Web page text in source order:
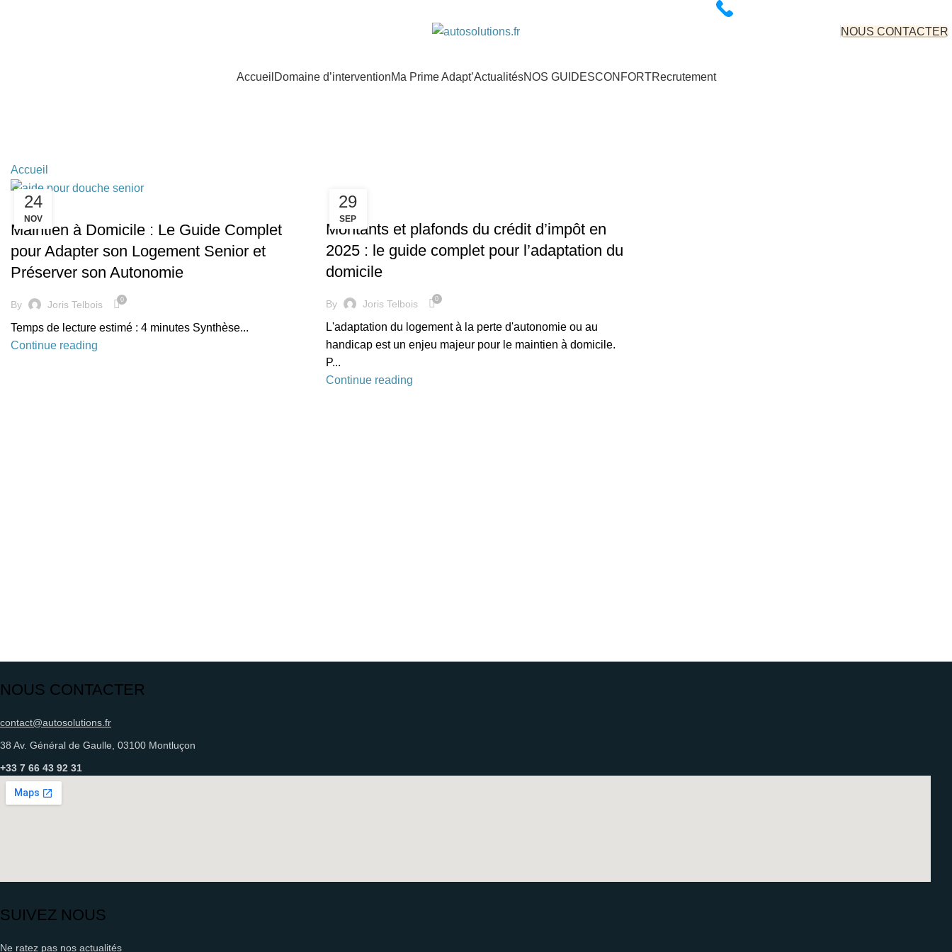
NOUS CONTACTER
Accueil Domaine d’interventionMa Prime Adapt’ActualitésNOS GUIDESCONFORTRecrutement
Accueil
24
NOV
AIDES
Maintien à Domicile : Le Guide Complet
pour Adapter son Logement Senior et
Préserver son Autonomie
By Joris Telbois 0
Temps de lecture estimé : 4 minutes Synthèse...
Continue reading
29
SEP
AIDES
Montants et plafonds du crédit d’impôt en
2025 : le guide complet pour l’adaptation du
domicile
By Joris Telbois 0
L'adaptation du logement à la perte d'autonomie ou au
handicap est un enjeu majeur pour le maintien à domicile.
P...
Continue reading
NOUS CONTACTER
contact@autosolutions.fr
38 Av. Général de Gaulle, 03100 Montluçon
+33 7 66 43 92 31
SUIVEZ NOUS
Ne ratez pas nos actualités